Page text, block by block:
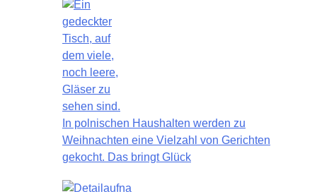
In polnischen Haushalten werden zu
Weihnachten eine Vielzahl von Gerichten
gekocht. Das bringt Glück